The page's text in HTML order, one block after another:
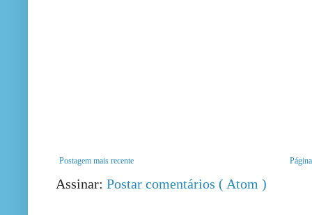
Postagem mais recente
Assinar: Postar comentários ( Atom )